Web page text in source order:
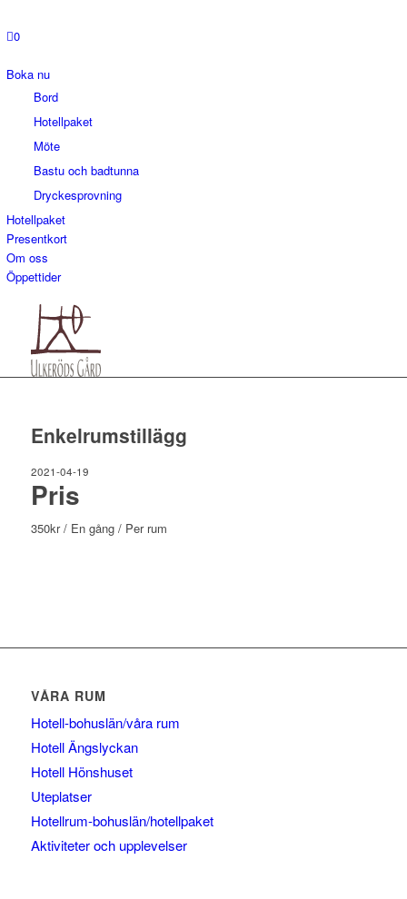
0
Boka nu
Bord
Hotellpaket
Möte
Bastu och badtunna
Dryckesprovning
Hotellpaket
Presentkort
Om oss
Öppettider
Enkelrumstillägg
2021-04-19
Pris
350kr/ En gång/ Per rum
VÅRA RUM
Hotell-bohuslän/våra rum
Hotell Ängslyckan
Hotell Hönshuset
Uteplatser
Hotellrum-bohuslän/hotellpaket
Aktiviteter och upplevelser